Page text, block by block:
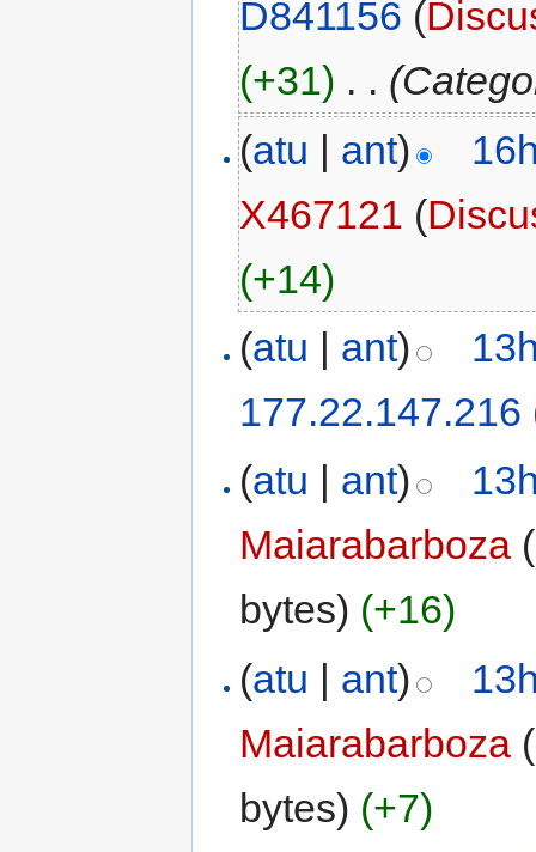
D841156 (
(+31) . .
(atu | ant)
X467121 (
(+14)
(atu | ant)
177.22.147.216
(atu | ant)
Maiarabarboza (
bytes) (+16)
(atu | ant)
Maiarabarboza (
bytes) (+7)